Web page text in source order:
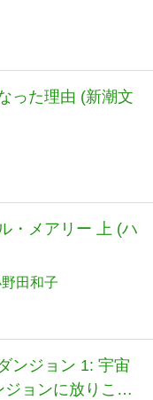
った理由 (新潮文
・メアリー 上 (ハ
田和子
ンジョン 1: 宇宙
ジョンに放りこま